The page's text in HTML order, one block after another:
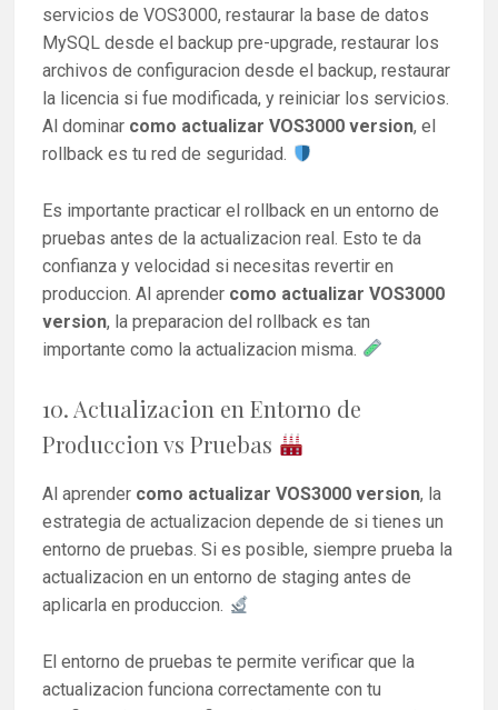
servicios de VOS3000, restaurar la base de datos
MySQL desde el backup pre-upgrade, restaurar los
archivos de configuracion desde el backup, restaurar
la licencia si fue modificada, y reiniciar los servicios.
Al dominar como actualizar VOS3000 version, el
rollback es tu red de seguridad.
Es importante practicar el rollback en un entorno de
pruebas antes de la actualizacion real. Esto te da
confianza y velocidad si necesitas revertir en
produccion. Al aprender como actualizar VOS3000
version, la preparacion del rollback es tan
importante como la actualizacion misma.
10. Actualizacion en Entorno de
Produccion vs Pruebas
Al aprender como actualizar VOS3000 version, la
estrategia de actualizacion depende de si tienes un
entorno de pruebas. Si es posible, siempre prueba la
actualizacion en un entorno de staging antes de
aplicarla en produccion.
El entorno de pruebas te permite verificar que la
actualizacion funciona correctamente con tu